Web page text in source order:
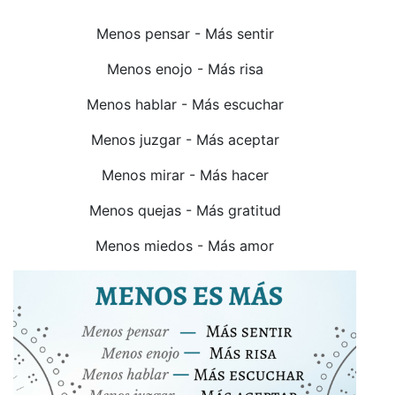
Menos pensar - Más sentir
Menos enojo - Más risa
Menos hablar - Más escuchar
Menos juzgar - Más aceptar
Menos mirar - Más hacer
Menos quejas - Más gratitud
Menos miedos - Más amor